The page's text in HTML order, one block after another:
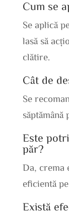
Cum se
Se aplică
lasă să
clătire.
Cât de
Se
săptămână
Este
păr?
Da, crema
eficientă
Există